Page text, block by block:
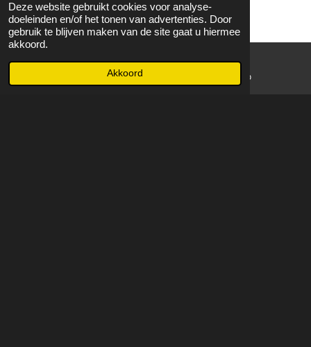
Deze website gebruikt cookies voor analyse-
doeleinden en/of het tonen van advertenties. Door
gebruik te blijven maken van de site gaat u hiermee
akkoord.
Akkoord WhatsApp